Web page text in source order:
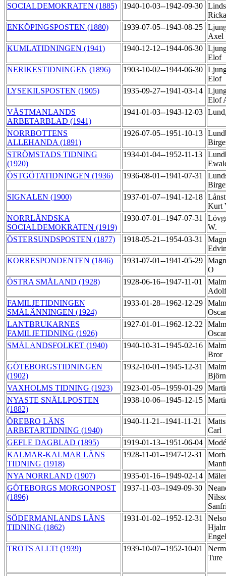
SOCIALDEMOKRATEN (1885)
1940-10-03--1942-09-30
ENKÖPINGSPOSTEN (1880)
1939-07-05--1943-08-25
Axel
KUMLATIDNINGEN (1941)
1940-12-12--1944-06-30
Elof
NERIKESTIDNINGEN (1896)
1903-10-02--1944-06-30
Elof
LYSEKILSPOSTEN (1905)
1935-09-27--1941-03-14
Elof
VÄSTMANLANDS
ARBETARBLAD (1941)
1941-01-03--1943-12-03
NORRBOTTENS
ALLEHANDA (1891)
1926-07-05--1951-10-13
STRÖMSTADS TIDNING
(1920)
1934-01-04--1952-11-13
ÖSTGÖTATIDNINGEN (1936)
1936-08-01--1941-07-31
SIGNALEN (1900)
1937-01-07--1941-12-18
Kurt
NORRLÄNDSKA
SOCIALDEMOKRATEN (1919)
1930-07-01--1947-07-31
W.
ÖSTERSUNDSPOSTEN (1877)
1918-05-21--1954-03-31
KORRESPONDENTEN (1846)
1931-07-01--1941-05-29
O
ÖSTRA SMÅLAND (1928)
1928-06-16--1947-11-01
FAMILJETIDNINGEN
SMÅLÄNNINGEN (1924)
1933-01-28--1962-12-29
LANTBRUKARNES
FAMILJETIDNING (1926)
1927-01-01--1962-12-22
SMÅLANDSFOLKET (1940)
1940-10-31--1945-02-16
Bror
GÖTEBORGSTIDNINGEN
(1902)
1932-10-01--1945-12-31
VAXHOLMS TIDNING (1923)
1923-01-05--1959-01-29
NYASTE SNÄLLPOSTEN
(1882)
1938-10-06--1945-12-15
ÖREBRO LÄNS
ARBETARTIDNING (1940)
1940-11-21--1941-11-21
Carl
GEFLE DAGBLAD (1895)
1919-01-13--1951-06-04
KALMAR-KALMAR LÄNS
TIDNING (1918)
1928-11-01--1947-12-31
NYA NORRLAND (1907)
1935-01-16--1949-02-14
GÖTEBORGS MORGONPOST
(1896)
1937-11-03--1949-09-30
SÖDERMANLANDS LÄNS
TIDNING (1862)
1931-01-02--1952-12-31
TROTS ALLT! (1939)
1939-10-07--1952-10-01
Ture